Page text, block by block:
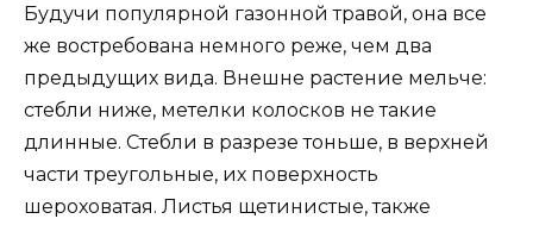
Будучи популярной газонной травой, она все
же востребована немного реже, чем два
предыдущих вида. Внешне растение мельче:
стебли ниже, метелки колосков не такие
длинные. Стебли в разрезе тоньше, в верхней
части треугольные, их поверхность
шероховатая. Листья щетинистые, также